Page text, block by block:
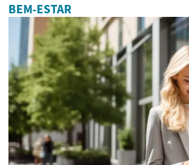
BEM-ESTAR